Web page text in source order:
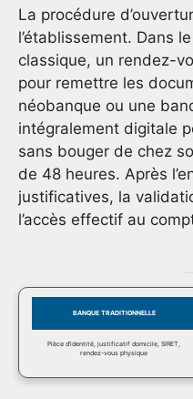
La procédure
l’établissement. Dans
classique, un rendez-
pour remettre les
néobanque ou une
intégralement digitale
sans bouger de chez
de 48 heures. Après
justificatives, la
l’accès effectif au
BANQUE TRADITIONNELLE
Pièce d’identité, justificatif domicile, SIRET,
rendez-vous physique